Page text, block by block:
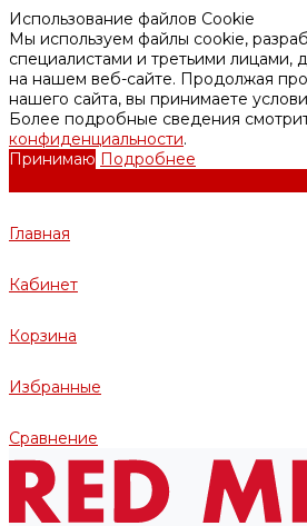
Использование файлов Cookie
Мы используем файлы cookie,
специалистами и третьими лицами,
на нашем веб-сайте. Продолжая
нашего сайта, вы принимаете
Более подробные сведения
конфиденциальности.
Принимаю Подробнее
Главная
Кабинет
Корзина
Избранные
Сравнение